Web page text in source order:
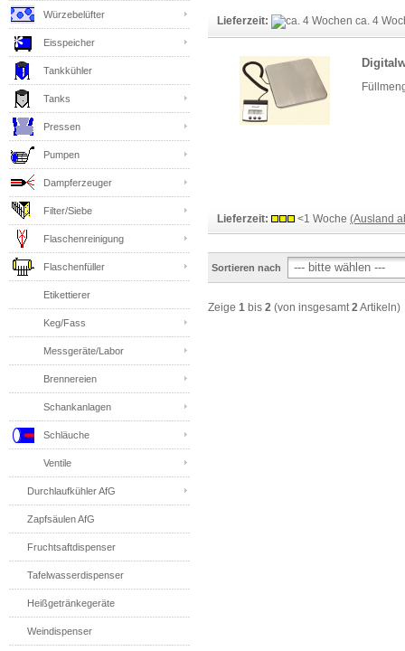
Lieferzeit: ca. 4
Lieferzeit: <1 Woche (Ausland
Sortieren nach
Zeige 1 bis 2 (von insgesamt 2 Artikeln)
Würzebelüfter
Eisspeicher
Tankkühler
Tanks
Pressen
Pumpen
Dampferzeuger
Filter/Siebe
Flaschenreinigung
Flaschenfüller
Etikettierer
Keg/Fass
Messgeräte/Labor
Brennereien
Schankanlagen
Schläuche
Ventile
Durchlaufkühler AfG
Zapfsäulen AfG
Fruchtsaftdispenser
Tafelwasserdispenser
Heißgetränkegeräte
Weindispenser